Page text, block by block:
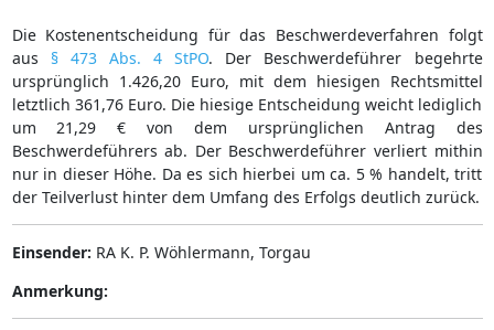
Die Kostenentscheidung für das Beschwerdeverfahren folgt
aus § 473 Abs. 4 StPO. Der Beschwerdeführer begehrte
ursprünglich 1.426,20 Euro, mit dem hiesigen Rechtsmittel
letztlich 361,76 Euro. Die hiesige Entscheidung weicht lediglich
um 21,29 € von dem ursprünglichen Antrag des
Beschwerdeführers ab. Der Beschwerdeführer verliert mithin
nur in dieser Höhe. Da es sich hierbei um ca. 5 % handelt, tritt
der Teilverlust hinter dem Umfang des Erfolgs deutlich zurück.
Einsender: RA K. P. Wöhlermann, Torgau
Anmerkung: